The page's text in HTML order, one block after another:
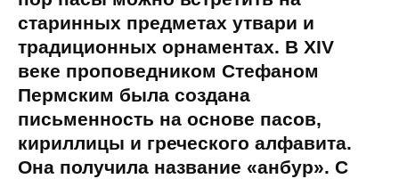
старинных предметах утвари и
традиционных орнаментах. В XIV
веке проповедником Стефаном
Пермским была создана
письменность на основе пасов,
кириллицы и греческого алфавита.
Она получила название «анбур». С